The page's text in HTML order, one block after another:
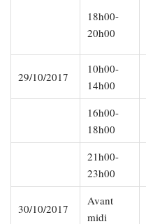
18h00-
20h00
29/10/2017
10h00-
14h00
16h00-
18h00
21h00-
23h00
30/10/2017
Avant
midi